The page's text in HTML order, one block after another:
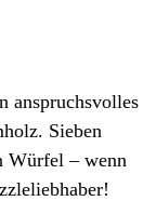
anspruchsvolles
Sieben
Würfel – wenn